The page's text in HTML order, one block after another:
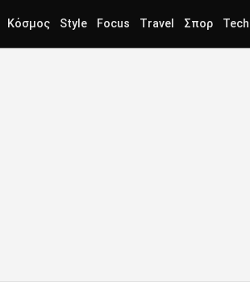
Κόσμος Style Focus Travel Σπορ Tech